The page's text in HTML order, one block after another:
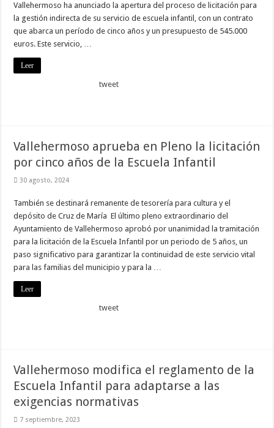
Vallehermoso ha anunciado la apertura del proceso de licitación para
la gestión indirecta de su servicio de escuela infantil, con un contrato
que abarca un período de cinco años y un presupuesto de 545.000
euros. Este servicio, …
Leer
tweet
Vallehermoso aprueba en Pleno la licitación
por cinco años de la Escuela Infantil
30 agosto, 2024
También se destinará remanente de tesorería para cultura y el
depósito de Cruz de María El último pleno extraordinario del
Ayuntamiento de Vallehermoso aprobó por unanimidad la tramitación
para la licitación de la Escuela Infantil por un periodo de 5 años, un
paso significativo para garantizar la continuidad de este servicio vital
para las familias del municipio y para la …
Leer
tweet
Vallehermoso modifica el reglamento de la
Escuela Infantil para adaptarse a las
exigencias normativas
7 septiembre, 2023